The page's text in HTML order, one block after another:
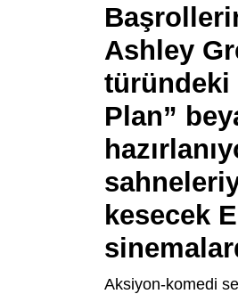
Ashley
türündeki
Plan”
kesecek
Aksiyon-komedi